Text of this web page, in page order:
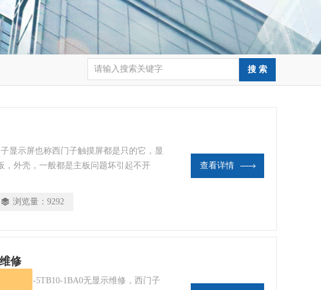
显示屏也称西门子触摸屏都是只的它，显
，外壳，一般都是主板问题坏引起不开
些代码，液晶屏坏也会出现白屏，黑屏，
浏览量： 9292
查看详情
修
5TB10-1BA0无显示维修，西门子